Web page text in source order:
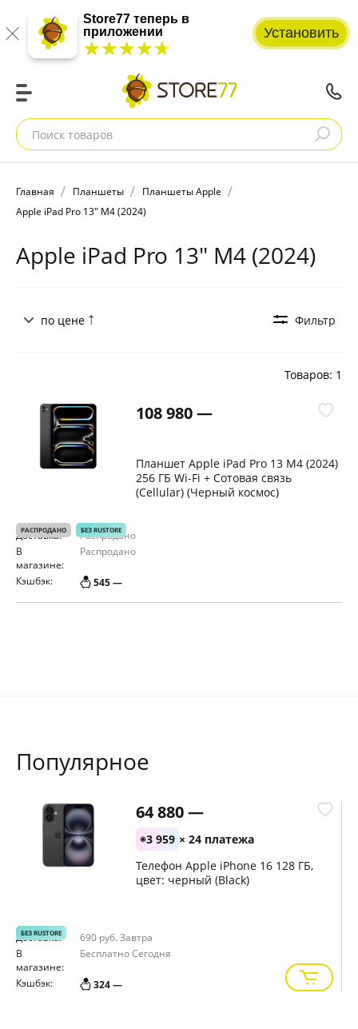
Поиск товаров
Главная Планшеты
Планшеты Apple
Apple iPad Pro 13" M4 (2024)
Apple iPad Pro 13" M4 (2024)
по цене Фильтр
Товаров: 1
РАСПРОДАНО БЕЗ RUSTORE
108 980 —
Планшет Apple iPad Pro 13 M4 (2024)
256 ГБ Wi-Fi + Сотовая связь
(Cellular) (Черный космос)
Доставка:
Распродано
В
магазине:
Распродано
Кэшбэк: 545 —
Популярное
БЕЗ RUSTORE
64 880 —
3 959 × 24 платежа
Телефон Apple iPhone 16 128 ГБ,
цвет: черный (Black)
Доставка: 690 руб. Завтра
В
магазине:
БесплатноСегодня
Кэшбэк: 324 —
Store77 теперь в
приложении
☆☆☆☆☆
★★★★★
Установить